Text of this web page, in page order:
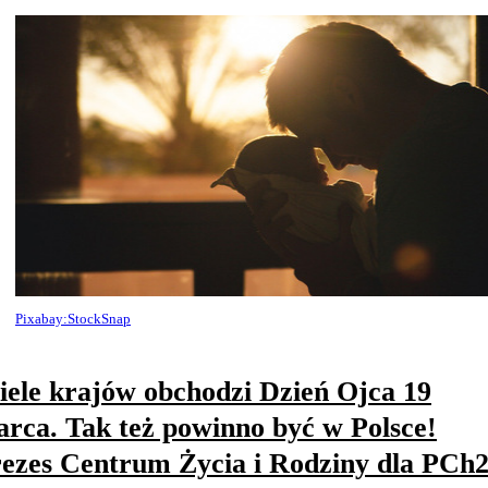
Pixabay:StockSnap
krajów obchodzi Dzień Ojca 19
Tak też powinno być w Polsce!
Centrum Życia i Rodziny dla